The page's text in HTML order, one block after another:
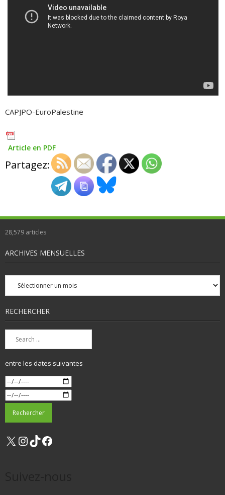
CAPJPO-EuroPalestine
Article en PDF
Partagez:
28,579 articles
ARCHIVES MENSUELLES
Archives
mensuelles
RECHERCHER
entre les dates suivantes
X Instagram
TikTok